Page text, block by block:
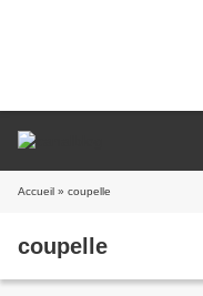
Accueil » coupelle
coupelle